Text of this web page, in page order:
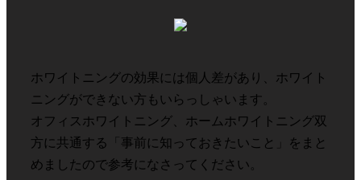
ホワイトニングの効果には個人差があり、ホワイト
ニングができない方もいらっしゃいます。
オフィスホワイトニング、ホームホワイトニング双
方に共通する「事前に知っておきたいこと」をまと
めましたので参考になさってください。